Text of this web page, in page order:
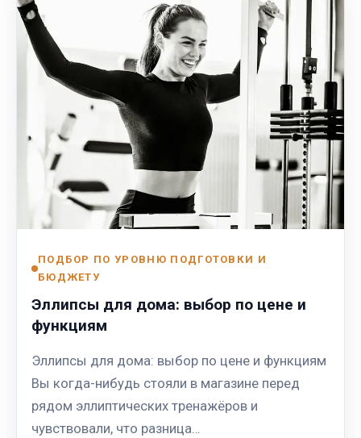
ПОДБОР ПО УРОВНЮ ПОДГОТОВКИ И
БЮДЖЕТУ
Эллипсы для дома: выбор по цене и
функциям
Эллипсы для дома: выбор по цене и функциям
Вы когда-нибудь стояли в магазине перед
рядом эллиптических тренажёров и
чувствовали, что разница…